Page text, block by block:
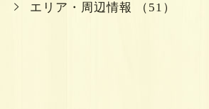
エリア・周辺情報 （51）